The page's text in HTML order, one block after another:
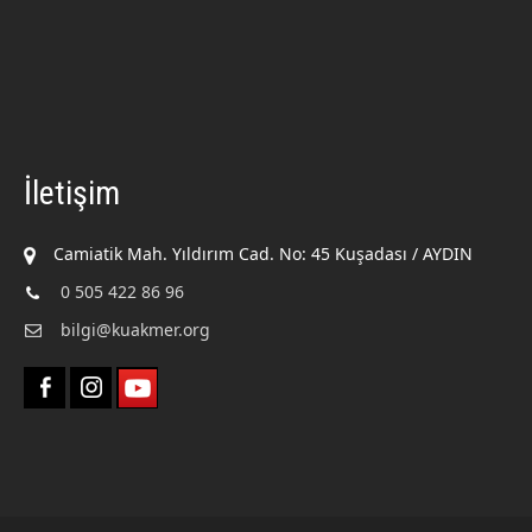
İletişim
Camiatik Mah. Yıldırım Cad. No: 45 Kuşadası / AYDIN
0 505 422 86 96
bilgi@kuakmer.org